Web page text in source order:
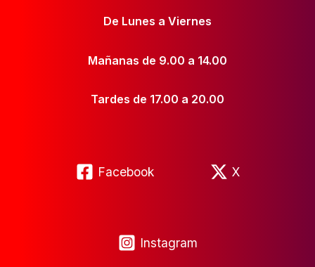
De Lunes a Viernes
Mañanas de 9.00 a 14.00
Tardes de 17.00 a 20.00
Facebook X
Instagram